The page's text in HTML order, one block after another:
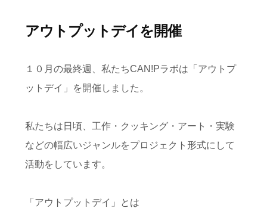
アウトプットデイを開催
１０月の最終週、私たちCAN!Pラボは「アウトプ
ットデイ」を開催しました。
私たちは日頃、工作・クッキング・アート・実験
などの幅広いジャンルをプロジェクト形式にして
活動をしています。
「アウトプットデイ」とは